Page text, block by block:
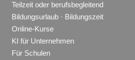
Teilzeit oder berufsbegleitend
Bildungsurlaub · Bildungszeit
Online-Kurse
KI für Unternehmen
Für Schulen